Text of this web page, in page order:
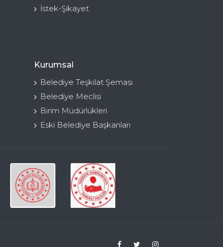
İstek-Şikayet
Kurumsal
Belediye Teşkilat Şeması
Belediye Meclisi
Birim Müdürlükleri
Eski Belediye Başkanları